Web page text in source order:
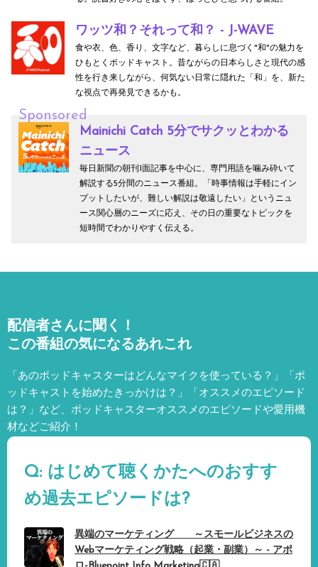
ワッツ和？それって和？ - J-WAVE
食や衣、色、香り、文字など、暮らしに息づく"和"の魅力を
ひもとくポッドキャスト。昔ながらの日本らしさと現代の感
性を行き来しながら、何気ない日常に隠れた「和」を、新た
な視点で再発見できるかも。
Sponsored
Mainichi Catch 5分でサクッとわかる
ニュース
毎日新聞の朝刊1面記事を中心に、専門用語を噛み砕いて
解説する5分間のニュース番組。「時事情報は手軽にイン
プットしたいが、難しい解説は敬遠したい」というニュ
ース関心層のニーズに応え、その日の重要なトピックを
短時間でわかりやすく伝える。
配信者さんに聞く！
この番組の気になるあれこれ
「あのポッドキャスターはどんなマイクを使っている？」「ポ
ッドキャストを始めたきっかけは？」「オススメのエピソード
は？」など、 ポッドキャスターオススメのエピソードや愛用機
材などご紹介！
Q: はじめて聴くかたへのおすす
め過去エピソードは?
異端のマーケティング ～スモールビジネスの
Webマーケティング戦略（起業・副業）～ - アポ